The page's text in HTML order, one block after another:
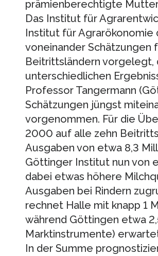
prämienberechtigte
Das Institut für
Institut für Agrarökonomie
voneinander Schätzungen
Beitrittsländern vorgelegt,
unterschiedlichen
Professor Tangermann
Schätzungen jüngst
vorgenommen. Für die
2000 auf alle zehn
Ausgaben von etwa 8,3
Göttinger Institut nun von
dabei etwas höhere
Ausgaben bei Rindern
rechnet Halle mit knapp 1
während Göttingen etwa
Marktinstrumente)
In der Summe